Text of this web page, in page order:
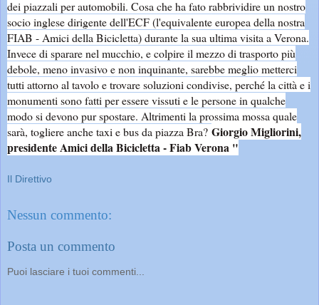
dei piazzali per automobili. Cosa che ha fato rabbrividire un nostro
socio inglese dirigente dell'ECF (l'equivalente europea della nostra
FIAB - Amici della Bicicletta) durante la sua ultima visita a Verona.
Invece di sparare nel mucchio, e colpire il mezzo di trasporto più
debole, meno invasivo e non inquinante, sarebbe meglio metterci
tutti attorno al tavolo e trovare soluzioni condivise, perché la città e i
monumenti sono fatti per essere vissuti e le persone in qualche
modo si devono pur spostare. Altrimenti la prossima mossa quale
sarà, togliere anche taxi e bus da piazza Bra? Giorgio Migliorini,
presidente Amici della Bicicletta - Fiab Verona "
Il Direttivo
Nessun commento:
Posta un commento
Puoi lasciare i tuoi commenti...